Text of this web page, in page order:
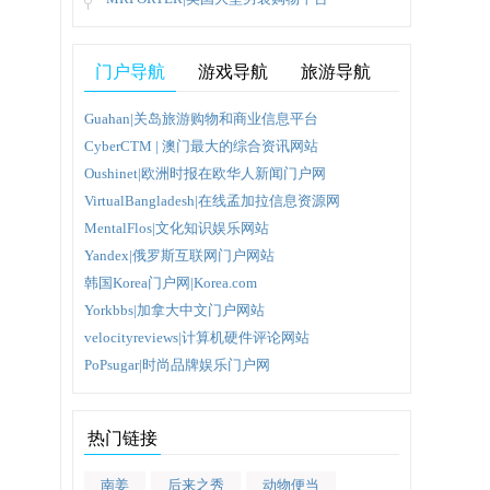
门户导航 游戏导航 旅游导航
Guahan|关岛旅游购物和商业信息平台
CyberCTM | 澳门最大的综合资讯网站
Oushinet|欧洲时报在欧华人新闻门户网
VirtualBangladesh|在线孟加拉信息资源网
MentalFlos|文化知识娱乐网站
Yandex|俄罗斯互联网门户网站
韩国Korea门户网|Korea.com
Yorkbbs|加拿大中文门户网站
velocityreviews|计算机硬件评论网站
PoPsugar|时尚品牌娱乐门户网
热门链接
南姜 后来之秀 动物便当